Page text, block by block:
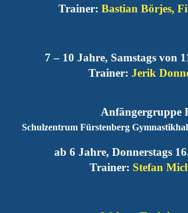
Trainer: Bastian Börjes,
7 – 10 Jahre, Samstags von
Trainer: Jerik
Anfängergruppe
Schulzentrum Fürstenberg
ab 6 Jahre, Donnerstags
Trainer: Stefan